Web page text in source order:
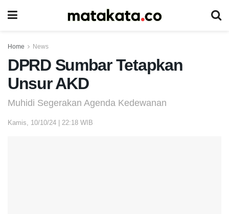
Home News
DPRD Sumbar Tetapkan
Unsur AKD
Muhidi Segerakan Agenda Kedewanan
Kamis, 10/10/24 | 22:18 WIB